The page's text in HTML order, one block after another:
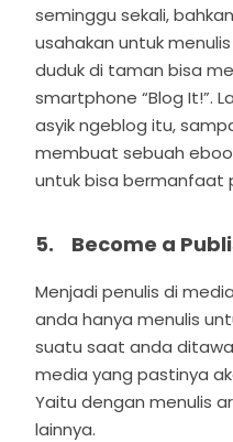
seminggu sekali,
usahakan untuk
duduk di taman bisa
smartphone “Blog It!”.
asyik ngeblog itu,
membuat sebuah
untuk bisa bermanfaat
5. Become a
Menjadi penulis di
anda hanya menulis
suatu saat anda
media yang pastinya
Yaitu dengan menulis
lainnya.